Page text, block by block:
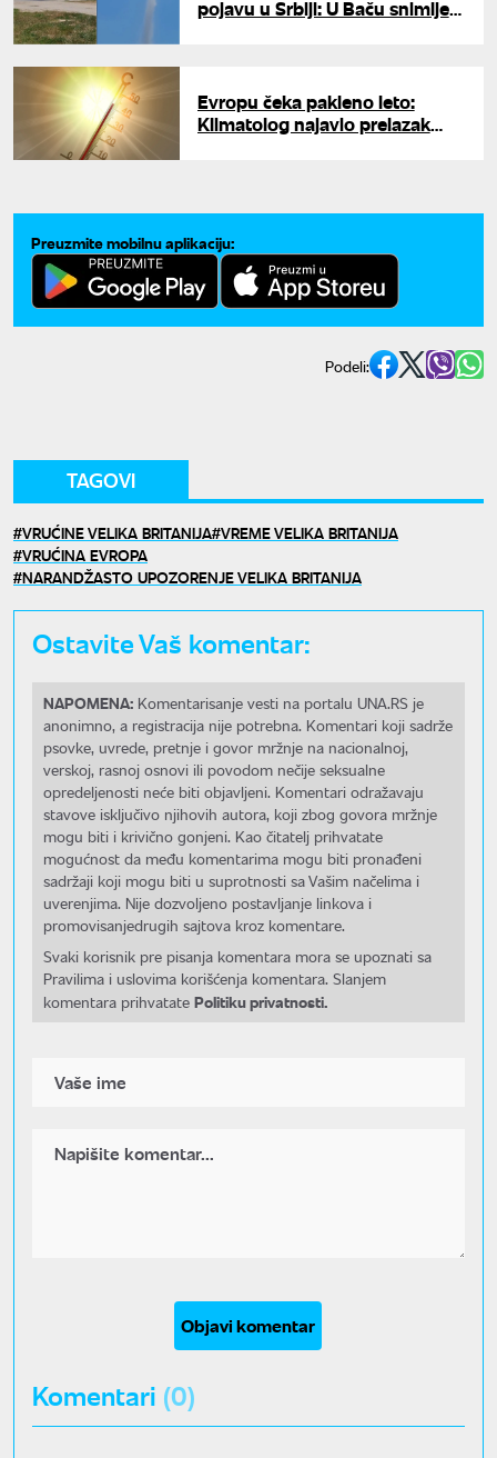
pojavu u Srbiji: U Baču snimljen
Evropu čeka pakleno leto:
Klimatolog najavio prelazak
Preuzmite mobilnu aplikaciju:
Podeli:
TAGOVI
VRUĆINE VELIKA BRITANIJA VREME VELIKA BRITANIJA
VRUĆINA EVROPA
NARANDŽASTO UPOZORENJE VELIKA BRITANIJA
Ostavite Vaš komentar:
NAPOMENA: Komentarisanje vesti na portalu UNA.RS je
anonimno, a registracija nije potrebna. Komentari koji sadrže
psovke, uvrede, pretnje i govor mržnje na nacionalnoj,
verskoj, rasnoj osnovi ili povodom nečije seksualne
opredeljenosti neće biti objavljeni. Komentari odražavaju
stavove isključivo njihovih autora, koji zbog govora mržnje
mogu biti i krivično gonjeni. Kao čitatelj prihvatate
mogućnost da među komentarima mogu biti pronađeni
sadržaji koji mogu biti u suprotnosti sa Vašim načelima i
uverenjima. Nije dozvoljeno postavljanje linkova i
promovisanjedrugih sajtova kroz komentare.
Svaki korisnik pre pisanja komentara mora se upoznati sa
Pravilima i uslovima korišćenja komentara. Slanjem
komentara prihvatate Politiku privatnosti.
Objavi komentar
Komentari (0)